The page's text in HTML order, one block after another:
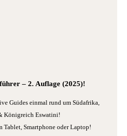
– 2. Auflage (2025)!
Guides einmal rund um Südafrika,
Königreich Eswatini!
Tablet, Smartphone oder Laptop!